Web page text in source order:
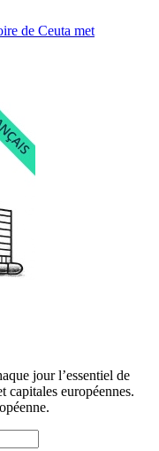
de Ceuta met
jour l’essentiel de
capitales européennes.